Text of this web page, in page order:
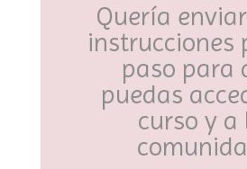
Quería
instrucciones
paso para
puedas
curso y a